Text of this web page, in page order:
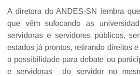
A diretora do ANDES-SN lembra
que vêm sufocando as
servidoras e servidores públicos,
estados já prontos, retirando direitos
a possibilidade para debate ou
e servidoras do servidor no